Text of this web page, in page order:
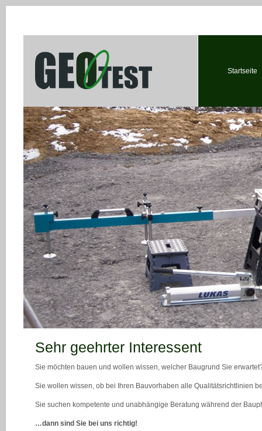
Startseite
Sehr geehrter Interessent
Sie möchten bauen und wollen wissen, welcher Baugrund Sie
Sie wollen wissen, ob bei Ihren Bauvorhaben alle Qualitätsrichtlinien
Sie suchen kompetente und unabhängige Beratung während der
…dann sind Sie bei uns richtig!